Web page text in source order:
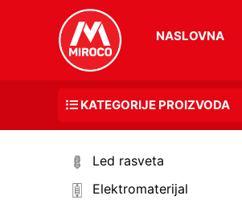
NASLOVNA
KATEGORIJE PROIZVODA
Led rasveta
Elektromaterijal